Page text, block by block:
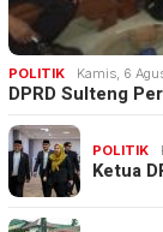
POLITIK Kamis, 6
DPRD Sulteng
POLITIK
Ketua